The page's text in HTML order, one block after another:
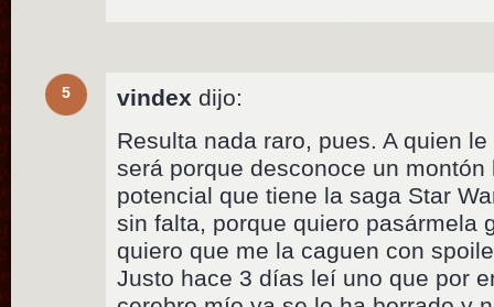
5 vindex dijo:
Resulta nada raro, pues. A quien
será porque desconoce un
potencial que tiene la saga Star
sin falta, porque quiero pasármela
quiero que me la caguen con
Justo hace 3 días leí uno que por